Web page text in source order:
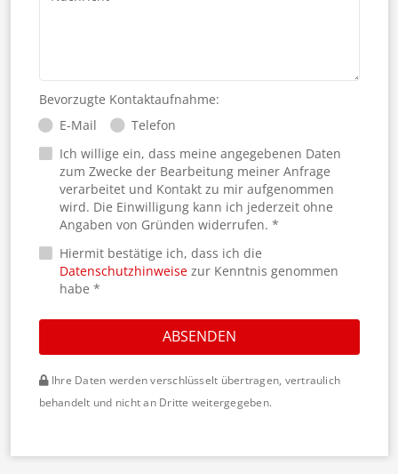
Bevorzugte Kontaktaufnahme:
E-Mail
Telefon
Ich willige ein, dass meine angegebenen Daten
zum Zwecke der Bearbeitung meiner Anfrage
verarbeitet und Kontakt zu mir aufgenommen
wird. Die Einwilligung kann ich jederzeit ohne
Angaben von Gründen widerrufen. *
Hiermit bestätige ich, dass ich die
Datenschutzhinweisezur Kenntnis genommen
habe *
ABSENDEN
Ihre Daten werden verschlüsselt übertragen, vertraulich
behandelt und nicht an Dritte weitergegeben.